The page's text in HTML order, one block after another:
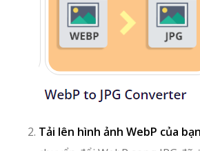
Tải lên hình ảnh WebP của